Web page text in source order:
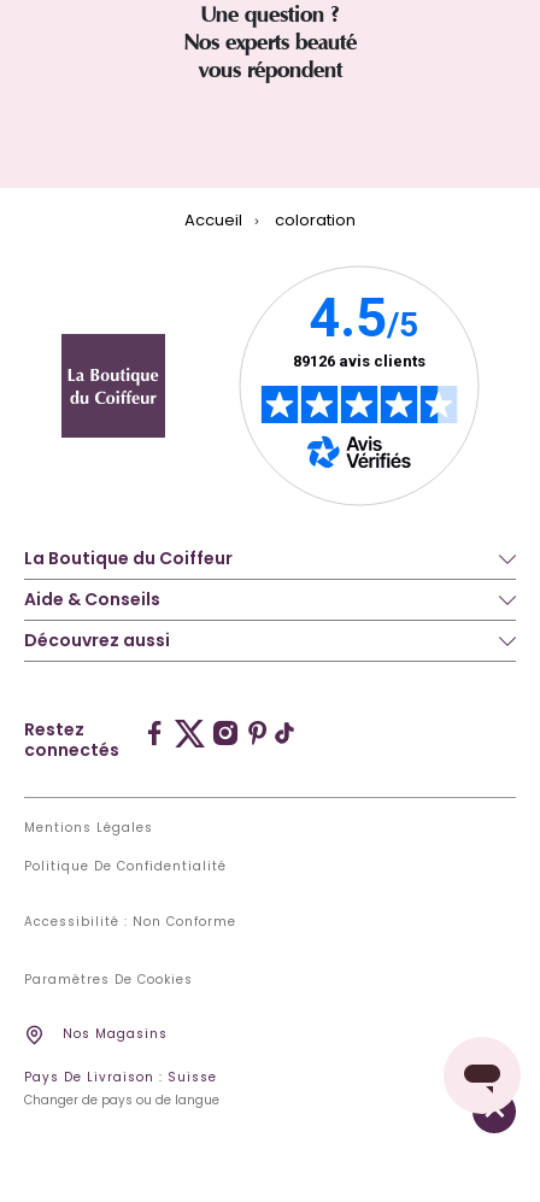
Une question ?
Nos experts beauté
vous répondent
Accueil coloration
La Boutique du Coiffeur
Aide & Conseils
Découvrez aussi
Restez
connectés
Mentions Légales
Politique De Confidentialité
Accessibilité : Non Conforme
Paramètres De Cookies
Nos Magasins
Pays De Livraison : Suisse
Changer de pays ou de langue